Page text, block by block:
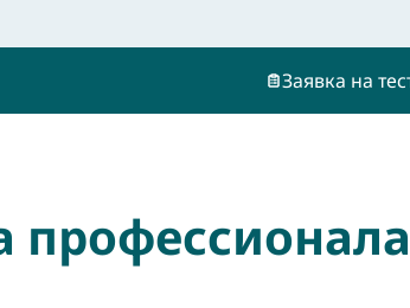
Заявка на